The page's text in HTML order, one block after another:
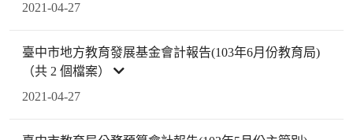
2021-04-27
臺中市地方教育發展基金會計報告(103年6月份教育局)
（共 2 個檔案）
2021-04-27